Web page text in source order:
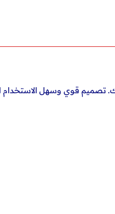
الدباسة اليدوية 8/13 هي أداة أساسية في شنطتك. تصميم